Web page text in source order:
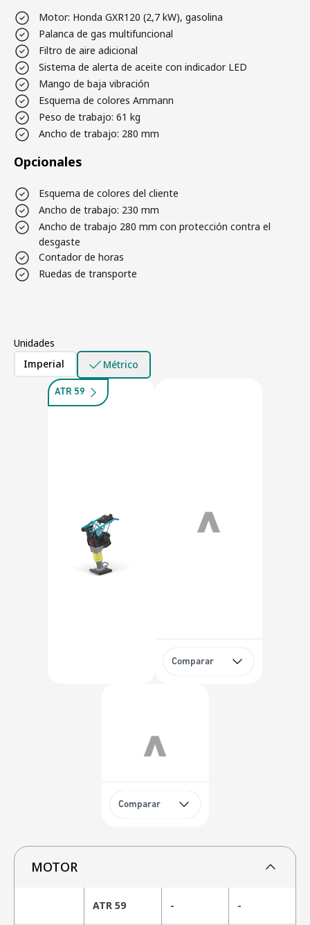
Motor: Honda GXR120 (2,7 kW), gasolina
Palanca de gas multifuncional
Filtro de aire adicional
Sistema de alerta de aceite con indicador LED
Mango de baja vibración
Esquema de colores Ammann
Peso de trabajo: 61 kg
Ancho de trabajo: 280 mm
Opcionales
Esquema de colores del cliente
Ancho de trabajo: 230 mm
Ancho de trabajo 280 mm con protección contra el
desgaste
Contador de horas
Ruedas de transporte
Unidades
Imperial
Métrico
ATR 59
Comparar
Comparar
MOTOR
ATR 59 - -